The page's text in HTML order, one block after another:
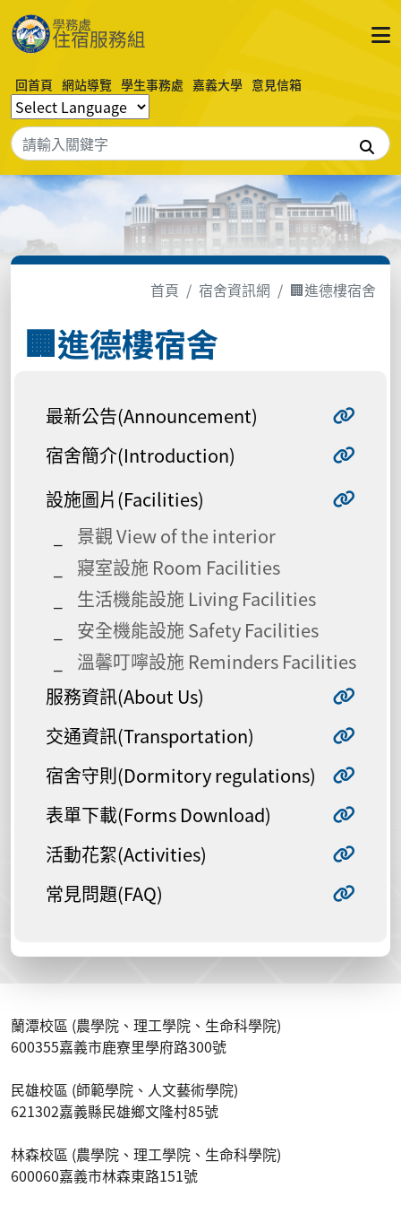
回首頁 網站導覽 學生事務處 嘉義大學 意見信箱
搜尋
首頁 宿舍資訊網 🏢進德樓宿舍
🏢進德樓宿舍
最新公告(Announcement)
宿舍簡介(Introduction)
設施圖片(Facilities)
景觀 View of the interior
寢室設施 Room Facilities
生活機能設施 Living Facilities
安全機能設施 Safety Facilities
溫馨叮嚀設施 Reminders Facilities
服務資訊(About Us)
交通資訊(Transportation)
宿舍守則(Dormitory regulations)
表單下載(Forms Download)
活動花絮(Activities)
常見問題(FAQ)
蘭潭校區 (農學院、理工學院、生命科學院)
600355嘉義市鹿寮里學府路300號
民雄校區 (師範學院、人文藝術學院)
621302嘉義縣民雄鄉文隆村85號
林森校區 (農學院、理工學院、生命科學院)
600060嘉義市林森東路151號